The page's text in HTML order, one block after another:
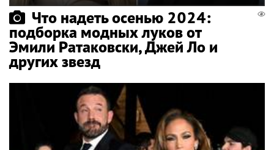
Что надеть осенью 2024:
подборка модных луков от
Эмили Ратаковски, Джей Ло и
других звезд